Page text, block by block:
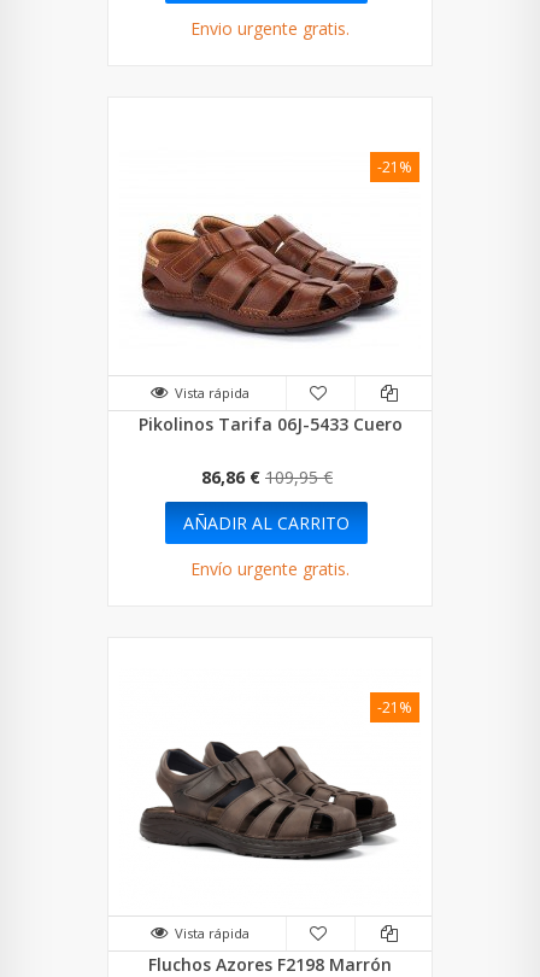
Envio urgente gratis.
Vista rápida
Pikolinos Tarifa 06J-5433 Cuero
86,86 € 109,95 €
-21%
AÑADIR AL CARRITO
Envío urgente gratis.
Vista rápida
Fluchos Azores F2198 Marrón
-21%